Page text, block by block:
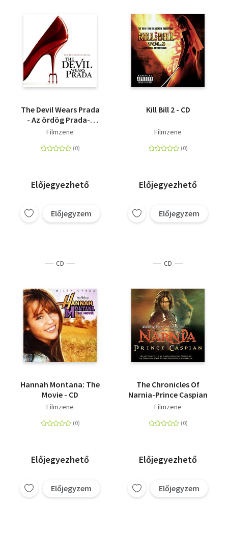
The Devil Wears Prada
- Az ördög Prada-t
visel - CD
Filmzene
Előjegyezhető
Előjegyzem
Kill Bill 2 - CD
Filmzene
Előjegyezhető
Előjegyzem
CD
Hannah Montana: The
Movie - CD
Filmzene
Előjegyezhető
Előjegyzem
CD
The Chronicles Of
Narnia-Prince Caspian
Filmzene
Előjegyezhető
Előjegyzem